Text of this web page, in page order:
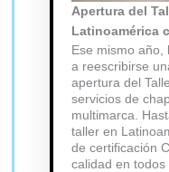
Apertura del
Latinoamérica
Ese mismo año,
a reescribirse
apertura del
servicios de
multimarca.
taller en
de certificación
calidad en todos